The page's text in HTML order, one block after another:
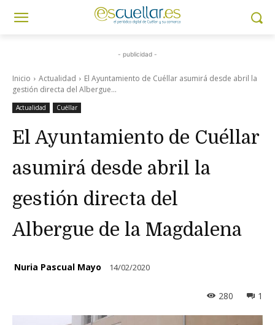
- publicidad -
Inicio Actualidad
El Ayuntamiento de Cuéllar asumirá desde abril la
gestión directa del Albergue...
Actualidad Cuéllar
El Ayuntamiento de Cuéllar
asumirá desde abril la
gestión directa del
Albergue de la Magdalena
Nuria Pascual Mayo 14/02/2020
1
280